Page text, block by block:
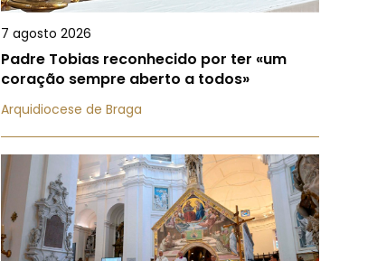
7 agosto 2026
Padre Tobias reconhecido por ter «um
coração sempre aberto a todos»
Arquidiocese de Braga